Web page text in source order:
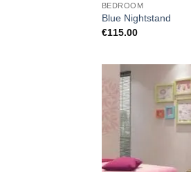
BEDROOM
Blue Nightstand
€115.00